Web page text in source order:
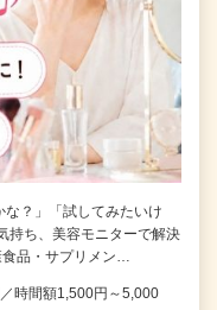
な？」「試してみたいけ
持ち、美容モニターで解決
品・サプリメン…
時間額1,500円～5,000